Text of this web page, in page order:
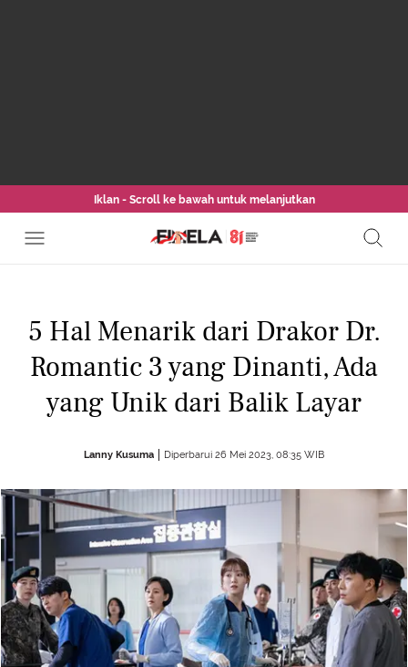
Iklan - Scroll ke bawah untuk melanjutkan
5 Hal Menarik dari Drakor Dr.
Romantic 3 yang Dinanti, Ada
yang Unik dari Balik Layar
Lanny Kusuma Diperbarui 26 Mei 2023, 08:35 WIB